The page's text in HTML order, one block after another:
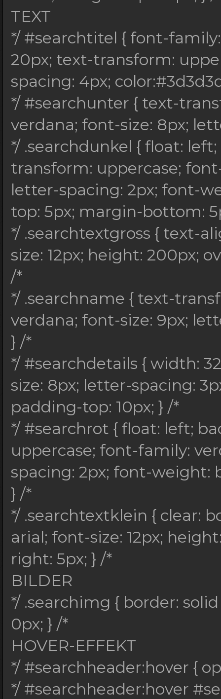
*/ #searchdetails {
georgia; font-size:
font-style: italic;
10px; } /*
*/ #searchrot {
text-transform:
font-size: 8px;
bold; padding: 10px;
*/ .searchtextklein
justify; font-family:
height: 150px;
5px; } /*
BILDER
*/ .searchimg {
margin: 0px 5px 5px
HOVER-EFFEKT
*/
*/
#searchheader:hover
#searchheader:hover
#searchheader:hover
} /*
SCROLLBAR
*/
.searchtextklein::-
height: 3px;
*/
.searchtextklein::-
background:
*/
piece,
piece { background:
TEXT
*/ #searchtitel { font-
20px; text-transform:
spacing: 4px;
*/ #searchunter { text-
verdana; font-size: 8px;
*/ .searchdunkel { float:
transform: uppercase;
letter-spacing: 2px; font-
top: 5px; margin-bottom:
*/ .searchtextgross { text-
size: 12px; height: 200px;
/*
*/ .searchname { text-
verdana; font-size: 9px;
} /*
*/ #searchdetails { width:
size: 8px; letter-spacing:
padding-top: 10px; } /*
*/ #searchrot { float: left;
uppercase; font-family:
spacing: 2px; font-weight:
} /*
*/ .searchtextklein { clear:
arial; font-size: 12px;
right: 5px; } /*
BILDER
*/ .searchimg { border:
0px; } /*
HOVER-EFFEKT
*/ #searchheader:hover {
*/ #searchheader:hover